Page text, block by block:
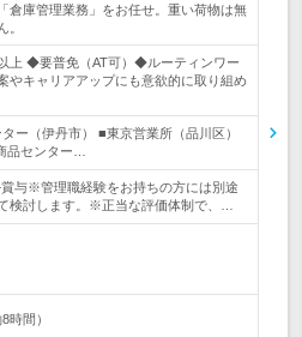
倉庫管理業務」をお任せ。重い荷物は無
。
上 ◆要普免（AT可）◆ルーティンワー
やキャリアアップにも意欲的に取り組め
ー（伊丹市） ■東京営業所（品川区）
品センター…
与※管理職経験をお持ちの方には別途
検討します。※正当な評価体制で、…
時間）